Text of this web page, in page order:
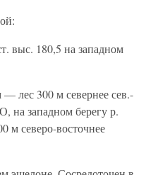
выс. 180,5 на западном
лес 300 м севернее сев.-
западном берегу р.
м северо-восточнее